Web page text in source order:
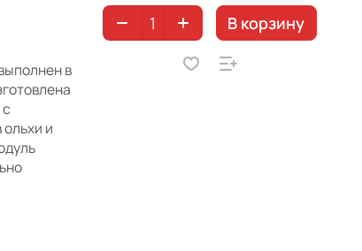
в
и
В корзину